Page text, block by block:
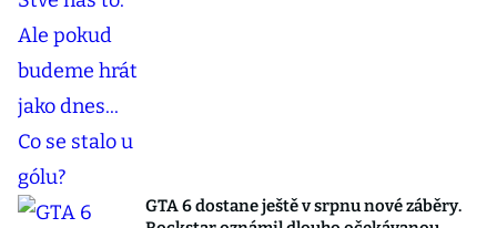
GTA 6 dostane ještě v srpnu nové záběry.